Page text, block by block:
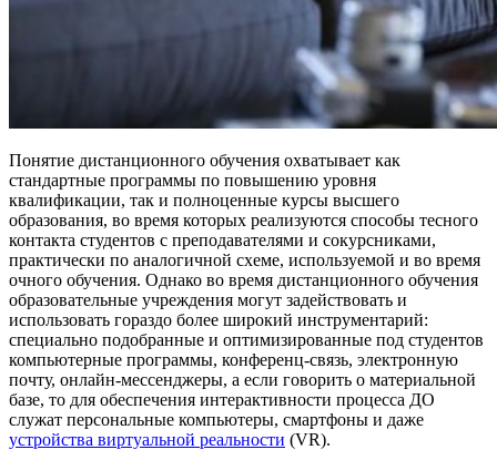
Понятие дистанционного обучения охватывает как
стандартные программы по повышению уровня
квалификации, так и полноценные курсы высшего
образования, во время которых реализуются способы тесного
контакта студентов с преподавателями и сокурсниками,
практически по аналогичной схеме, используемой и во время
очного обучения. Однако во время дистанционного обучения
образовательные учреждения могут задействовать и
использовать гораздо более широкий инструментарий:
специально подобранные и оптимизированные под студентов
компьютерные программы, конференц-связь, электронную
почту, онлайн-мессенджеры, а если говорить о материальной
базе, то для обеспечения интерактивности процесса ДО
служат персональные компьютеры, смартфоны и даже
устройства виртуальной реальности (VR).